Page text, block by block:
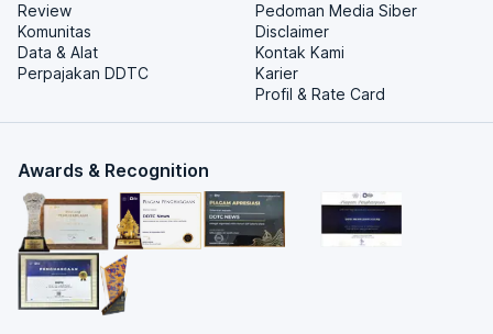
Review
Komunitas
Data & Alat
Perpajakan DDTC
Pedoman Media Siber
Disclaimer
Kontak Kami
Karier
Profil & Rate Card
Awards & Recognition